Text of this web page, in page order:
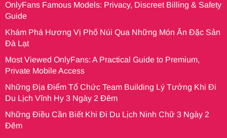
OnlyFans Famous Models: Privacy, Discreet Billing & Safety
Guide
Khám Phá Hương Vị Phố Núi Qua Những Món Ăn Đặc Sản
Đà Lạt
Most Viewed OnlyFans: A Practical Guide to Premium,
Private Mobile Access
Những Địa Điểm Tổ Chức Team Building Lý Tưởng Khi Đi
Du Lịch Vĩnh Hy 3 Ngày 2 Đêm
Những Điều Cần Biết Khi Đi Du Lịch Ninh Chữ 3 Ngày 2
Đêm